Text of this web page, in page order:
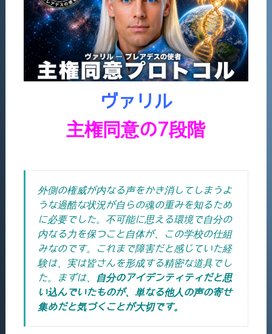
ヴァリル
主権同意の7段階
外側の権威が内なる声をかき消してしまうよ
うな過酷な状況が自らの魂の重みを知るため
に必要でした。不可能に思える環境で自分の
内なる力を保つこと自体が、この学校の仕組
みなのです。これまで障害だと感じていた経
験は、実は皆さんを形成する精密な道具でし
た。まずは、
自分のアイデンティティだと思
い込んでいたものが、単なる他人の声の寄せ
集めだと気づくことが大切です。